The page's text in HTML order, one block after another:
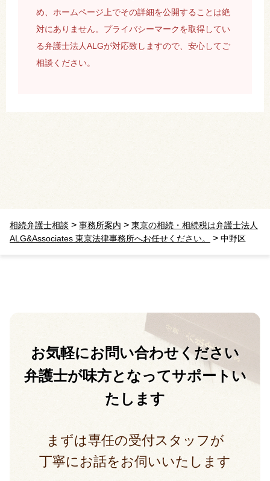
め、ホームページ上でその詳細を公開することは絶
対にありません。プライバシーマークを取得してい
る弁護士法人ALGが対応致しますので、安心してご
相談ください。
相続弁護士相談 > 事務所案内 > 東京の相続・相続税は弁護士法人
ALG&Associates 東京法律事務所へお任せください。
> 中野区
お気軽にお問い合わせください
弁護士が味方となってサポートい
たします
まずは専任の受付スタッフが
丁寧にお話をお伺いいたします